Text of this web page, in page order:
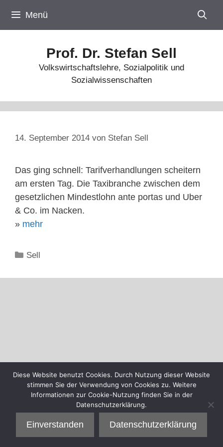
Inhalt
springen
Menü
Prof. Dr. Stefan Sell
Volkswirtschaftslehre, Sozialpolitik und
Sozialwissenschaften
14. September 2014 von Stefan Sell
Das ging schnell: Tarifverhandlungen scheitern
am ersten Tag. Die Taxibranche zwischen dem
gesetzlichen Mindestlohn ante portas und Uber
& Co. im Nacken.
» mehr
Kategorien
Sell
Diese Website benutzt Cookies. Durch Nutzung dieser Website
stimmen Sie der Verwendung von Cookies zu. Weitere
Informationen zur Cookie-Nutzung finden Sie in der
Datenschutzerklärung.
Einverstanden Datenschutzerklärung